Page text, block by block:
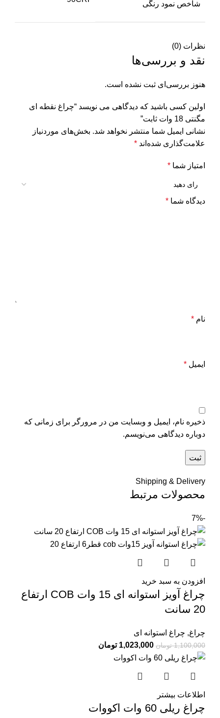
شاخص نمود رنگی
نظرات (0)
نقد و بررسی‌ها
هنوز بررسی‌ای ثبت نشده است.
اولین کسی باشید که دیدگاهی می نویسد “چراغ نقطه ای
مگنتی 18 وات ثابت”
نشانی ایمیل شما منتشر نخواهد شد. بخش‌های موردنیاز
علامت‌گذاری شده‌اند *
امتیاز شما *
دیدگاه شما *
نام *
ایمیل *
ذخیره نام، ایمیل و وبسایت من در مرورگر برای زمانی که
دوباره دیدگاهی می‌نویسم.
Shipping & Delivery
محصولات مرتبط
-7%
افزودن به سبد خرید
چراغ آویز استوانه ای 15 وات COB ارتفاع
20 سانت
چراغ, چراغ استوانه ای
1,100,000 تومان 1,023,000 تومان
اطلاعات بیشتر
چراغ ریلی 60 وات اکووات